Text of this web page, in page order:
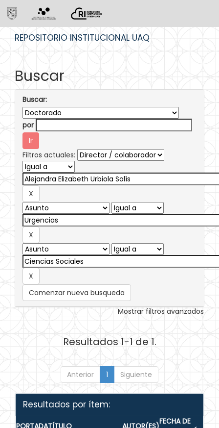
REPOSITORIO INSTITUCIONAL UAQ
Buscar
Buscar:
por
Filtros actuales:
Comenzar nueva busqueda
Mostrar filtros avanzados
Resultados 1-1 de 1.
Anterior 1 Siguiente
Resultados por ítem:
PORTADATÍTULO AUTOR(ES)FECHA DE